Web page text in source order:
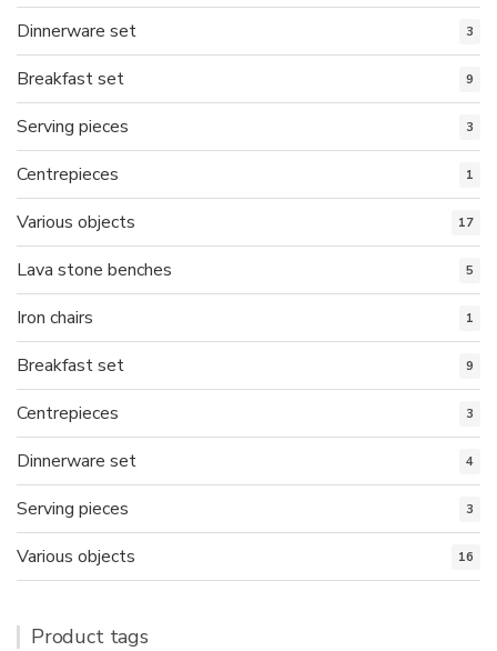
Dinnerware set 3
Breakfast set 9
Serving pieces 3
Centrepieces 1
Various objects 17
Lava stone benches 5
Iron chairs 1
Breakfast set 9
Centrepieces 3
Dinnerware set 4
Serving pieces 3
Various objects 16
Product tags